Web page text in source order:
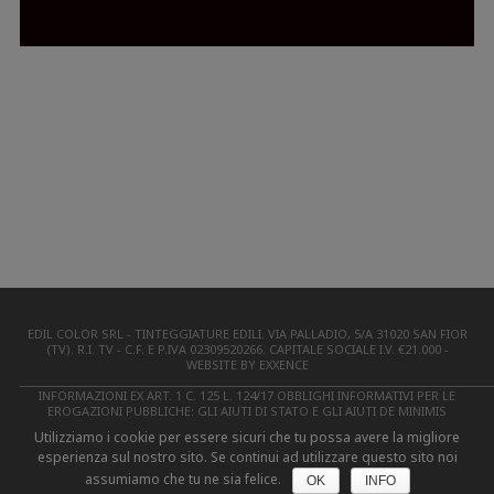
EDIL COLOR SRL - TINTEGGIATURE EDILI. VIA PALLADIO, 5/A 31020 SAN FIOR
(TV). R.I. TV - C.F. E P.IVA 02309520266. CAPITALE SOCIALE I.V. €21.000 -
WEBSITE BY EXXENCE
INFORMAZIONI EX ART. 1 C. 125 L. 124/17 OBBLIGHI INFORMATIVI PER LE
EROGAZIONI PUBBLICHE: GLI AIUTI DI STATO E GLI AIUTI DE MINIMIS
NAZIONALE DEGLI AIUTI DI STATO DI CUI ALL’ART. 52 DELLA L. 234/2012
Utilizziamo i cookie per essere sicuri che tu possa avere la migliore
esperienza sul nostro sito. Se continui ad utilizzare questo sito noi
assumiamo che tu ne sia felice.
OK INFO